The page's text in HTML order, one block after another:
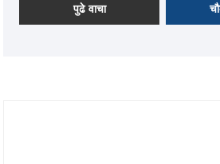
पुढे वाचा